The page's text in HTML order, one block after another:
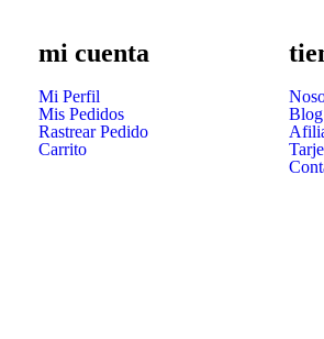
mi cuenta
Mi Perfil
Mis Pedidos
Rastrear Pedido
Carrito
Blog